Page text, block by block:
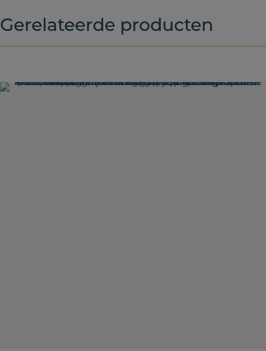
Gerelateerde producten